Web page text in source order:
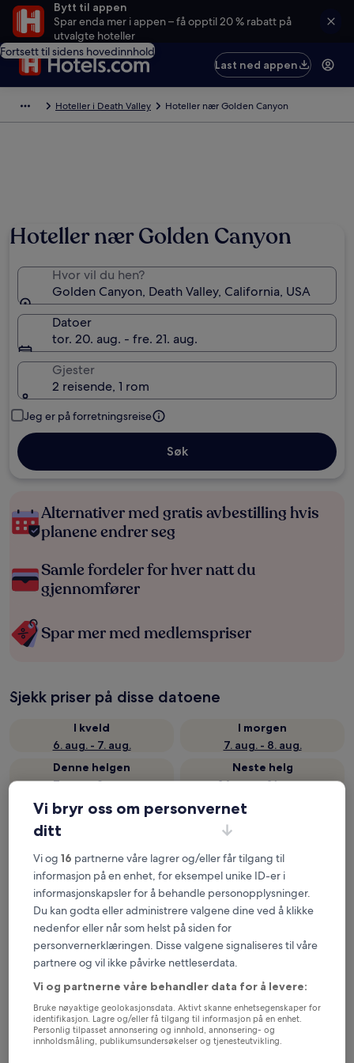
Bytt til appen
Spar enda mer i appen – få opptil 20 % rabatt på
utvalgte hoteller
Fortsett til sidens hovedinnhold
Last ned appen
Hoteller i Death Valley Hoteller nær Golden Canyon
Hoteller nær Golden Canyon
Hvor vil du hen?
Golden Canyon, Death Valley, California, USA
Datoer
tor. 20. aug. - fre. 21. aug.
Gjester
2 reisende, 1 rom
Jeg er på forretningsreise
Søk
Alternativer med gratis avbestilling hvis
planene endrer seg
Samle fordeler for hver natt du
gjennomfører
Spar mer med medlemspriser
Sjekk priser på disse datoene
I kveld
6. aug. - 7. aug.
I morgen
7. aug. - 8. aug.
Denne helgen
7. aug. - 9. aug.
Neste helg
14. aug. - 16. aug.
Oversikt over 5 populære
hoteller nær Golden Canyon
The Inn at Death Valley – Inside the Park — 4-stjerners hotell i
3,3 km fra Golden Canyon. Gjestevurdering: 8,8/10 – Utmerket.
The Ranch at Death Valley – Inside the Park— 2.5-stjerners
hotell i 4,4 km fra Golden Canyon. Gjestevurdering: 8,4/10 –
Veldig bra.
Anbefalt
Pris (lav til høy)
Hvor bør du bo nær Golden
Canyon?
Vi bryr oss om personvernet
ditt
Vi og 16 partnerne våre lagrer og/eller får tilgang til
informasjon på en enhet, for eksempel unike ID-er i
informasjonskapsler for å behandle personopplysninger.
Du kan godta eller administrere valgene dine ved å klikke
nedenfor eller når som helst på siden for
personvernerklæringen. Disse valgene signaliseres til våre
partnere og vil ikke påvirke nettleserdata.
Vi og partnerne våre behandler data for å levere:
Bruke nøyaktige geolokasjonsdata. Aktivt skanne enhetsegenskaper for
identifikasjon. Lagre og/eller få tilgang til informasjon på en enhet.
Personlig tilpasset annonsering og innhold, annonsering- og
innholdsmåling, publikumsundersøkelser og tjenesteutvikling.